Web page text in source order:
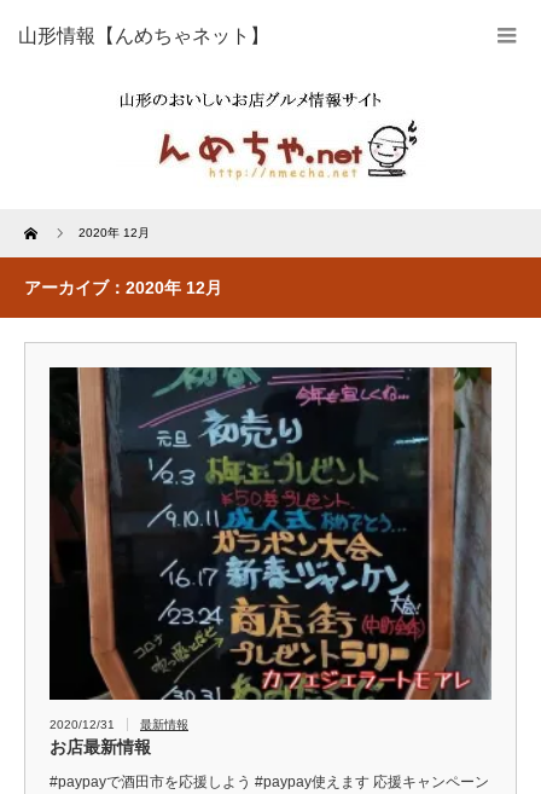
山形情報【んめちゃネット】
Home 2020年 12月
アーカイブ：2020年 12月
2020/12/31 最新情報
お店最新情報
#paypayで酒田市を応援しよう #paypay使えます 応援キャンペーン